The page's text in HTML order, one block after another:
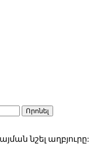
Որոնել
նշել աղբյուրը: